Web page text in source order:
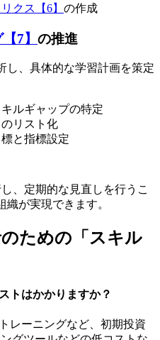
クス【6】 の作成
7】 の推進
し、具体的な学習計画を策定
ルギャップの特定
リスト化
と指標設定
、定期的な見直しを行うこ
が実現できます。
ための「スキル
トはかかりますか？
レーニングなど、初期投資